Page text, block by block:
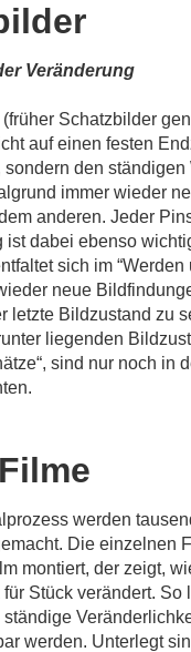
Veränderung
Schatzbilder
auf einen festen
den ständigen
immer wieder
anderen. Jeder
ist dabei ebenso
sich im “Werden
neue
letzte Bildzustand zu
liegenden
sind nur noch in
werden
Die einzelnen
montiert, der zeigt,
Stück verändert. So
werden. Unterlegt